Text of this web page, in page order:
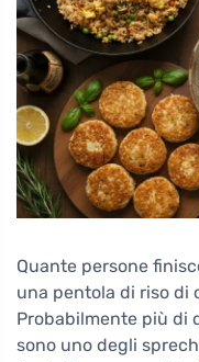
Quante persone
una pentola di riso di
Probabilmente più di
sono uno degli